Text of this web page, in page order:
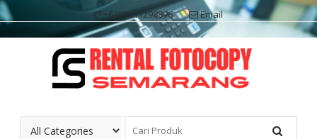
Skip
to
content
+6281311298896 Email